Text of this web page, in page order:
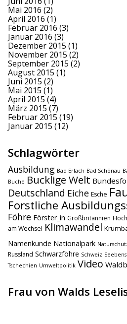
Mai 2016 (2)
April 2016 (1)
Februar 2016 (3)
Januar 2016 (3)
Dezember 2015 (1)
November 2015 (2)
September 2015 (2)
August 2015 (1)
Juni 2015 (2)
Mai 2015 (1)
April 2015 (4)
März 2015 (7)
Februar 2015 (19)
Januar 2015 (12)
Schlagwörter
Ausbildung Bad Erlach Bad Schönau
Buche Bucklige Welt
Deutschland Eiche Esche
Forstliche
Föhre Förster_in Großbritannien
am Wechsel Klimawandel
Namenkunde Nationalpark
Russland Schwarzföhre Schweiz
Tschechien Umweltpolitik Video
Frau von Walds